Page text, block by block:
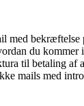
med bekræftelse
du kommer
til betaling af
mails med